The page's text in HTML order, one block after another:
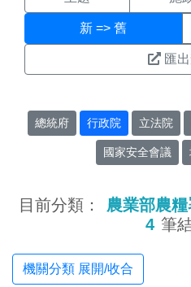
新 => 舊
匯
總統府 行政院 立法院
國家安全會議
目前分類： 農業部農
4 筆
機關分類 展開/收合